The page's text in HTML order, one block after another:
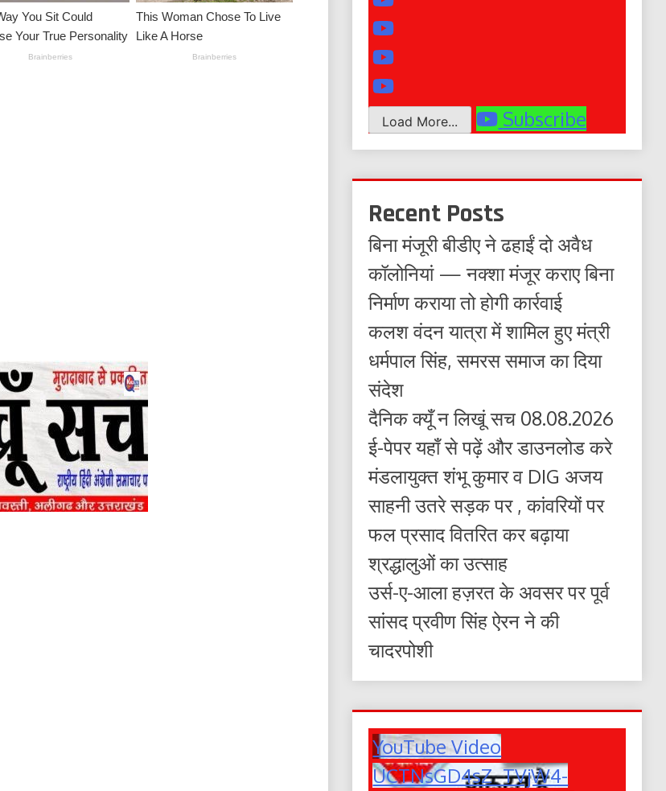
Load More... Subscribe
Recent Posts
बिना मंजूरी बीडीए ने ढहाईं दो अवैध
कॉलोनियां — नक्शा मंजूर कराए बिना
निर्माण कराया तो होगी कार्रवाई
कलश वंदन यात्रा में शामिल हुए मंत्री
धर्मपाल सिंह, समरस समाज का दिया
संदेश
दैनिक क्यूँ न लिखूं सच 08.08.2026
ई-पेपर यहाँ से पढ़ें और डाउनलोड करे
मंडलायुक्त शंभू कुमार व DIG अजय
साहनी उतरे सड़क पर , कांवरियों पर
फल प्रसाद वितरित कर बढ़ाया
श्रद्धालुओं का उत्साह
उर्स-ए-आला हज़रत के अवसर पर पूर्व
सांसद प्रवीण सिंह ऐरन ने की
चादरपोशी
YouTube Video
UCTNsGD4sZ_TVjW4-